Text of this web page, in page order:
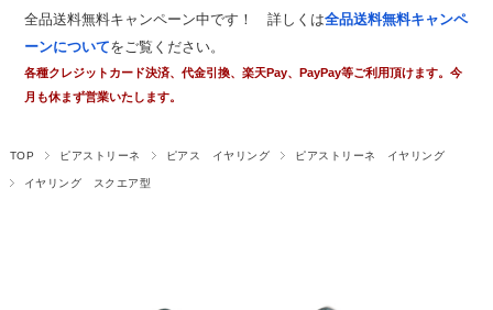
全品送料無料キャンペーン中です！ 詳しくは全品送料無料キャンペ
ーンについてをご覧ください。
各種クレジットカード決済、代金引換、楽天Pay、PayPay等ご利用頂けます。今
月も休まず営業いたします。
TOP ピアストリーネ ピアス イヤリング ピアストリーネ イヤリング
イヤリング スクエア型